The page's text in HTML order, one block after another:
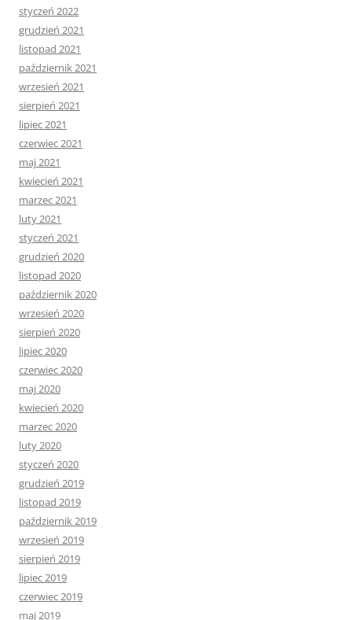
styczeń 2022
grudzień 2021
listopad 2021
październik 2021
wrzesień 2021
sierpień 2021
lipiec 2021
czerwiec 2021
maj 2021
kwiecień 2021
marzec 2021
luty 2021
styczeń 2021
grudzień 2020
listopad 2020
październik 2020
wrzesień 2020
sierpień 2020
lipiec 2020
czerwiec 2020
maj 2020
kwiecień 2020
marzec 2020
luty 2020
styczeń 2020
grudzień 2019
listopad 2019
październik 2019
wrzesień 2019
sierpień 2019
lipiec 2019
czerwiec 2019
maj 2019